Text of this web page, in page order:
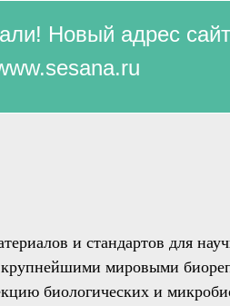
Новый адрес
и стандартов для
мировыми
биологических и